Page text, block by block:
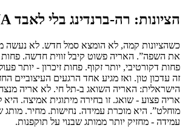
הציונות: רה-ברנדינג בלי לאבד DNA
כשהציונות קמה, לא הומצא סמל חדש. לא נעשה
את השפה”. האריה פשוט קיבל זווית חדשה. פחות
פחות דקורטיבי, יותר זקוף. פחות זיכרון - יותר
זה עדכון טון. ואז מגיע אחד הרגעים העיצוביים
הישראלית: האריה השואג ב-תל חי. לא אריה
אריה פצוע - שואג. זו בחירה מיתוגית אמיצה.
מוחלט”. היא מוכרת עמידה. נחישות. מחיר. מותג
עמידה - מחזיק יותר ממותג שבנוי על תוקפנות.